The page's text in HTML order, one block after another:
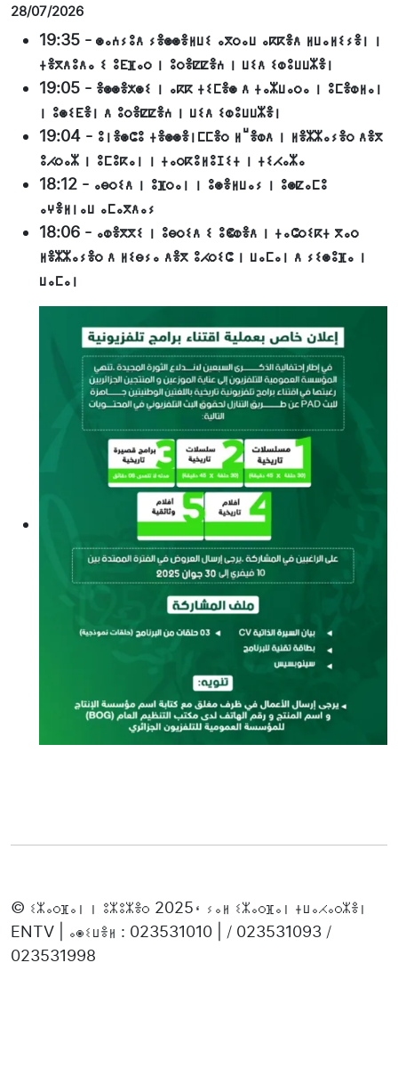
28/07/2026
19:35 - ⵙⴰⵄⵢⵓⴷ ⵢⴻⵙⵙⴻⵍⵡⵉ ⴰⴳⵔⴰⵡ ⴰⴽⴽⴻⴷ ⵍⵡⴰⵍⵉⵢⴻⵏ ⵏ
ⵜⴻⴳⴷⵓⴷⴰ ⵉ ⵓⴹⴼⴰⵔ ⵏ ⵓⵔⴻⵇⵇⴻⵄ ⵏ ⵡⵉⴷ ⵉⵀⵓⵡⵡⵣⴻⵏ
19:05 - ⴻⵙⵙⴻⵅⵙⵉ ⵏ ⴰⴽⴽ ⵜⵉⵎⴻⵙ ⴷ ⵜⴰⵣⵡⴰⵔⴰ ⵏ ⵓⵎⴻⵀⵍⴰⵏ
ⵏ ⵓⵙⵉⴹⴻⵏ ⴷ ⵓⵔⴻⵇⵇⴻⵄ ⵏ ⵡⵉⴷ ⵉⵀⵓⵡⵡⵣⴻⵏ
19:04 - ⵓⵏⴻⵙⵛⵓ ⵜⴻⵙⵙⴻⵏⵎⵎⴻⵔ ⵍⵯⴻⵀⴷ ⵏ ⵍⴻⵣⵣⴰⵢⴻⵔ ⴷⴻⴳ
ⵓⵃⵔⴰⵣ ⵏ ⵓⵎⵓⴽⴰⵏ ⵏ ⵜⴰⵔⴽⵓⵍⵓⵊⵉⵜ ⵏ ⵜⵉⵃⴰⵣⴰ
18:12 - ⴰⴱⵔⵉⴷ ⵏ ⵓⴼⵔⴰⵏ ⵏ ⵓⵙⴻⵍⵡⴰⵢ ⵏ ⵓⵙⵇⴰⵎⵓ
ⴰⵖⴻⵍⵏⴰⵡ ⴰⵎⴰⴳⴷⴰⵢ
18:06 - ⴰⵀⴻⴳⴳⵉ ⵏ ⵓⴱⵔⵉⴷ ⵉ ⵓⵞⵀⴻⴷ ⵏ ⵜⴰⵛⵔⵉⴽⵜ ⴳⴰⵔ
ⵍⴻⵣⵣⴰⵢⴻⵔ ⴷ ⵍⵉⴱⵢⴰ ⴷⴻⴳ ⵓⵃⵔⵉⵛ ⵏ ⵡⴰⵎⴰⵏ ⴷ ⵢⵉⵙⵓⴼⴰ ⵏ
ⵡⴰⵎⴰⵏ
© ⵉⵣⴰⵔⴼⴰⵏ ⵏ ⵓⵣⵓⵣⴻⵔ 2025، ⵢⴰⵍ ⵉⵣⴰⵔⴼⴰⵏ ⵜⵡⴰⵃⴰⵔⵣⴻⵏ
ENTV | ⴰⵙⵉⵡⴻⵍ : 023531010 | / 023531093 /
023531998